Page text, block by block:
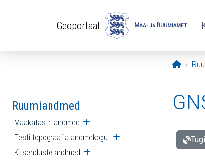
Geoportaal
Ruumiandmed
Maakatastri andmed Ava alammenüü
Eesti topograafia andmekogu Ava alammenüü
Kitsenduste andmed Ava alammenüü